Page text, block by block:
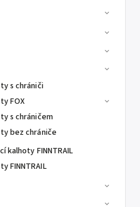
s chrániči
FOX
s chráničem
bez chrániče
kalhoty FINNTRAIL
FINNTRAIL